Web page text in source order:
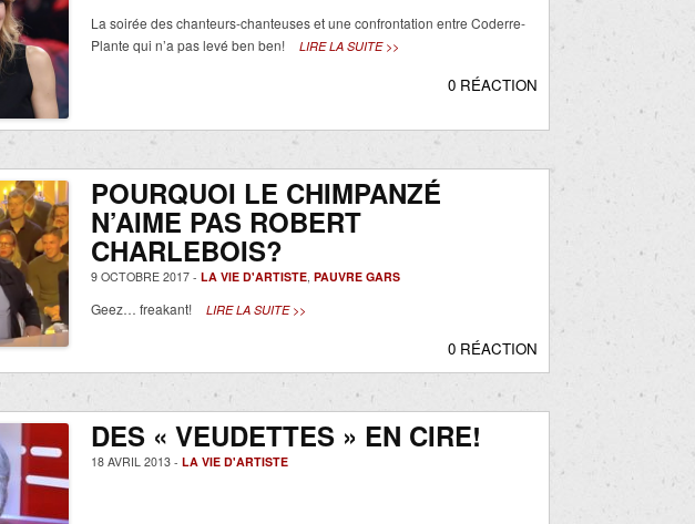
La soirée des chanteurs-chanteuses et une confrontation entre Coderre-
Plante qui n’a pas levé ben ben!
LIRE LA SUITE >>
0 RÉACTION
POURQUOI LE CHIMPANZÉ
N’AIME PAS ROBERT
CHARLEBOIS?
9 OCTOBRE 2017 - LA VIE D'ARTISTE, PAUVRE GARS
Geez… freakant! LIRE LA SUITE >>
0 RÉACTION
DES « VEUDETTES » EN CIRE!
18 AVRIL 2013 - LA VIE D'ARTISTE